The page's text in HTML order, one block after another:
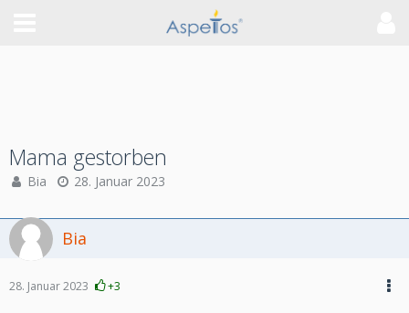
Mama gestorben
Bia 28. Januar 2023
Bia
28. Januar 2023 +3